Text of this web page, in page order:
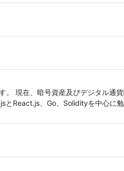
。 現在、暗号資産及びデジタル通
とReact.js、Go、Solidityを中心に